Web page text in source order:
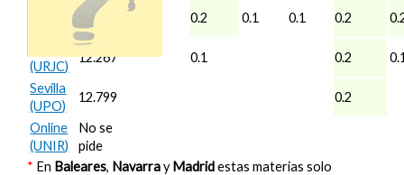
(UC3M)
12.475 0.2 0.1 0.1 0.2
(URJC)
12.267 0.1 0.2
Sevilla
(UPO)
12.799
0.2
Online
(UNIR)
No se
pide
* En Baleares, NavarrayMadridestas materias solo